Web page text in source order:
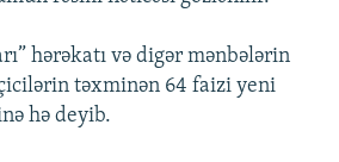
hərəkatı və digər mənbələrin
təxminən 64 faizi yeni
hə deyib.